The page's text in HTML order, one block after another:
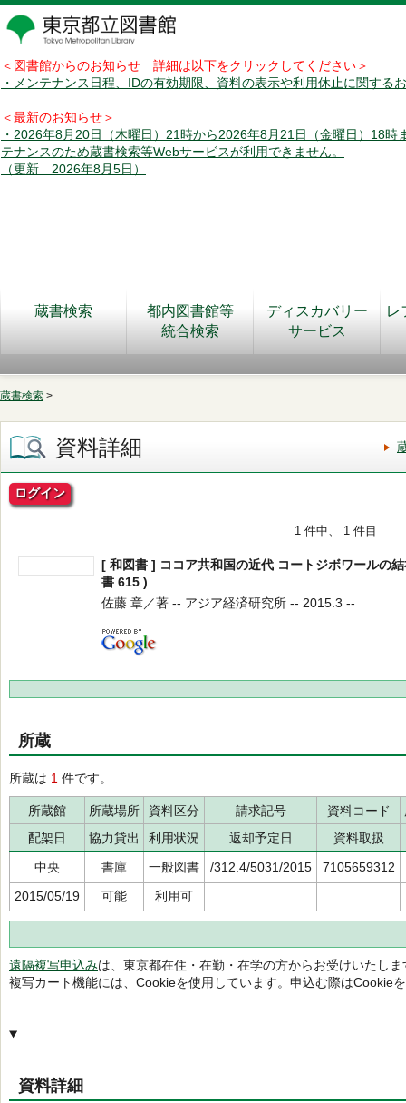
＜図書館からのお知らせ 詳細は以下をクリックしてください＞
・メンテナンス日程、IDの有効期限、資料の表示や利用休止に関する
＜最新のお知らせ＞
・2026年8月20日（木曜日）21時から2026年8月21日（金曜日）18時
テナンスのため蔵書検索等Webサービスが利用できません。
（更新 2026年8月5日）
蔵書検索
都内図書館等
統合検索
ディスカバリー
サービス
レ
蔵書検索 >
資料詳細
ログイン
1 件中、 1 件目
[ 和図書 ] ココア共和国の近代 コートジボワールの
書 615 )
佐藤 章／著 -- アジア経済研究所 -- 2015.3 --
所蔵
所蔵は 1 件です。
所蔵館 所蔵場所 資料区分 請求記号 資料コード
配架日
協力貸出 利用状況 返却予定日
資料取扱
中央
書庫 一般図書 /312.4/5031/2015
7105659312
2015/05/19
可能 利用可
遠隔複写申込みは、東京都在住・在勤・在学の方からお受けいたしま
複写カート機能には、Cookieを使用しています。申込む際はCookie
資料詳細